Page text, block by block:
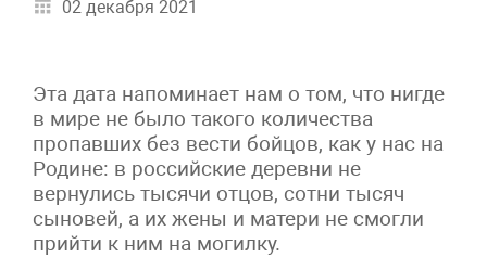
02 декабря 2021
Эта дата напоминает нам о том, что нигде
в мире не было такого количества
пропавших без вести бойцов, как у нас на
Родине: в российские деревни не
вернулись тысячи отцов, сотни тысяч
сыновей, а их жены и матери не смогли
прийти к ним на могилку.